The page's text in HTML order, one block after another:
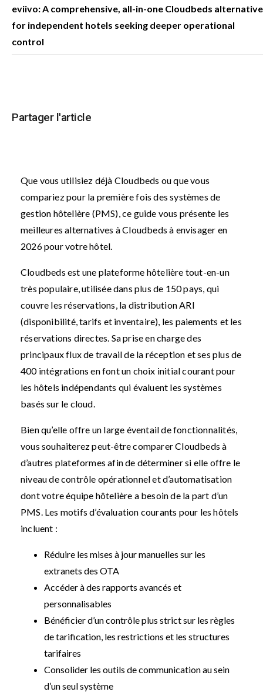
eviivo: A comprehensive, all-in-one Cloudbeds alternative
for independent hotels seeking deeper operational
control
Partager l'article
Que vous utilisiez déjà Cloudbeds ou que vous
compariez pour la première fois des systèmes de
gestion hôtelière (PMS), ce guide vous présente les
meilleures alternatives à Cloudbeds à envisager en
2026 pour votre hôtel.
Cloudbeds est une plateforme hôtelière tout-en-un
très populaire, utilisée dans plus de 150 pays, qui
couvre les réservations, la distribution ARI
(disponibilité, tarifs et inventaire), les paiements et les
réservations directes. Sa prise en charge des
principaux flux de travail de la réception et ses plus de
400 intégrations en font un choix initial courant pour
les hôtels indépendants qui évaluent les systèmes
basés sur le cloud.
Bien qu’elle offre un large éventail de fonctionnalités,
vous souhaiterez peut-être comparer Cloudbeds à
d’autres plateformes afin de déterminer si elle offre le
niveau de contrôle opérationnel et d’automatisation
dont votre équipe hôtelière a besoin de la part d’un
PMS. Les motifs d’évaluation courants pour les hôtels
incluent :
Réduire les mises à jour manuelles sur les
extranets des OTA
Accéder à des rapports avancés et
personnalisables
Bénéficier d’un contrôle plus strict sur les règles
de tarification, les restrictions et les structures
tarifaires
Consolider les outils de communication au sein
d’un seul système